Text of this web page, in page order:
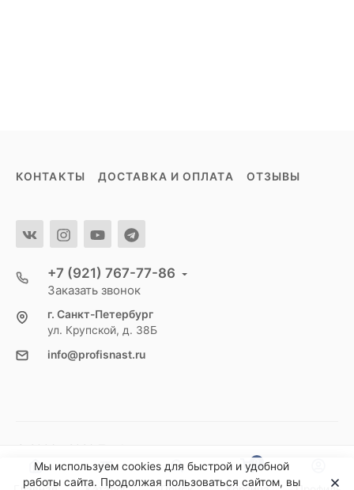
КОНТАКТЫ ДОСТАВКА И ОПЛАТА ОТЗЫВЫ
+7 (921) 767-77-86
Заказать звонок
г. Санкт-Петербург
ул. Крупской, д. 38Б
info@profisnast.ru
© 2006 - 2026 Профиснасть
Мы используем cookies для быстрой и удобной
работы сайта. Продолжая пользоваться сайтом, вы
0